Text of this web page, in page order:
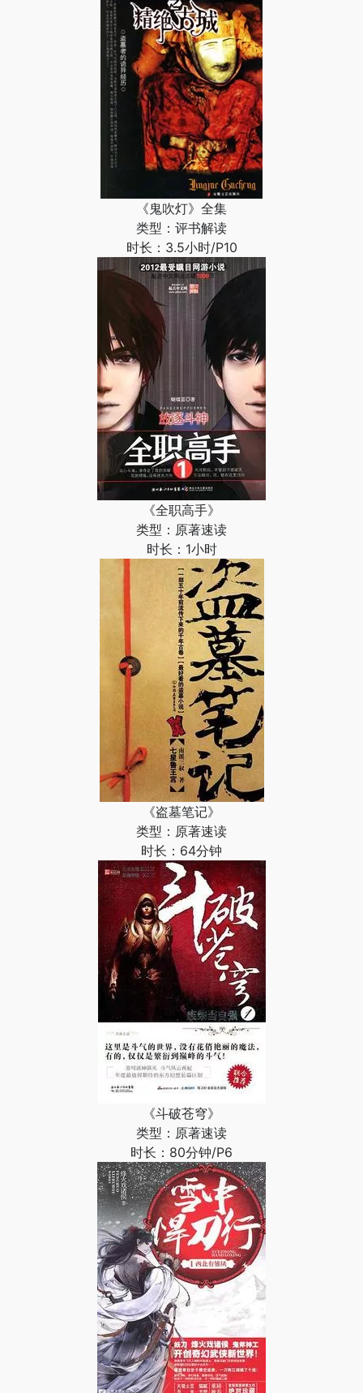
《鬼吹灯》全集
类型：评书解读
时长：3.5小时/P10
《全职高手》
类型：原著速读
时长：1小时
《盗墓笔记》
类型：原著速读
时长：64分钟
《斗破苍穹》
类型：原著速读
时长：80分钟/P6